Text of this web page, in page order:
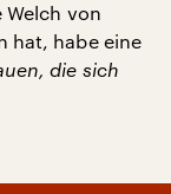
Welch von
hat, habe eine
die sich